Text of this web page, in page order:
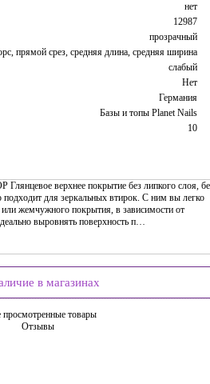
нет
12987
прозрачный
прямой срез, средняя длина, средняя ширина
слабый
Нет
Германия
Базы и топы Planet Nails
10
Глянцевое верхнее покрытие без липкого слоя,
для зеркальных втирок. С ним вы легко
жемчужного покрытия, в зависимости от
выровнять поверхность п…
в магазинах
просмотренные товары
Отзывы